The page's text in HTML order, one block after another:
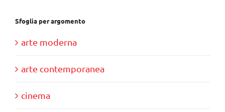
Sfoglia per argomento
arte moderna
arte contemporanea
cinema